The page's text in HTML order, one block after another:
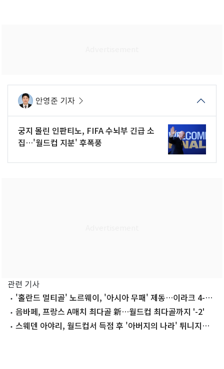
안영준 기자
궁지 몰린 인판티노, FIFA 수뇌부 긴급 소
집…'월드컵 지분' 후폭풍
관련 기사
'홀란드 멀티골' 노르웨이, '아시아 무패' 제동…이라크 4-1
완파음바페, 프랑스 A매치 최다골 新…월드컵 최다골까지 '-2'
스웨덴 아야리, 월드컵서 득점 후 '아버지의 나라' 튀니지에